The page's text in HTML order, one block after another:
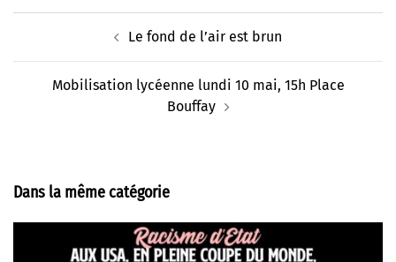
Le fond de l’air est brun
Mobilisation lycéenne lundi 10 mai, 15h Place
Bouffay
Dans la même catégorie